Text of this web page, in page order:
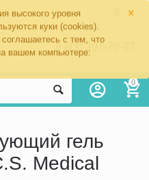
×
высокого уровня
куки (cookies).
с тем, что
вашем компьютере:8 800 201-70-97
0
гель
Medical